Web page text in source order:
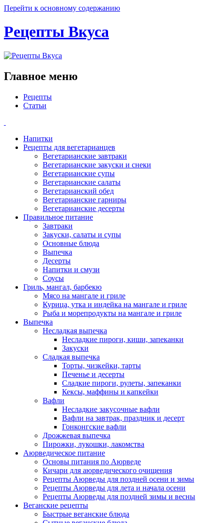
Перейти к основному содержанию
Рецепты Вкуса
Главное меню
Рецепты
Статьи
Напитки
Рецепты для вегетарианцев
Вегетарианские завтраки
Вегетарианские закуски и снеки
Вегетарианские супы
Вегетарианские салаты
Вегетарианский обед
Вегетарианские гарниры
Вегетарианские десерты
Правильное питание
Завтраки
Закуски, салаты и супы
Основные блюда
Выпечка
Десерты
Напитки и смузи
Соусы
Гриль, мангал, барбекю
Мясо на мангале и гриле
Курица, утка и индейка на мангале и гриле
Рыба и морепродукты на мангале и гриле
Выпечка
Несладкая выпечка
Несладкие пироги, киши, запеканки
Закуски
Сладкая выпечка
Торты, чизкейки, тарты
Печенье и десерты
Сладкие пироги, рулеты, запеканки
Кексы, маффины и капкейки
Вафли
Несладкие закусочные вафли
Вафли на завтрак, праздник и десерт
Гонконгские вафли
Дрожжевая выпечка
Пирожки, лукошки, лакомства
Аюрведическое питание
Основы питания по Аюрведе
Кичари для аюрведического очищения
Рецепты Аюрведы для поздней осени и зимы
Рецепты Аюрведы для лета и начала осени
Рецепты Аюрведы для поздней зимы и весны
Веганские рецепты
Быстрые веганские блюда